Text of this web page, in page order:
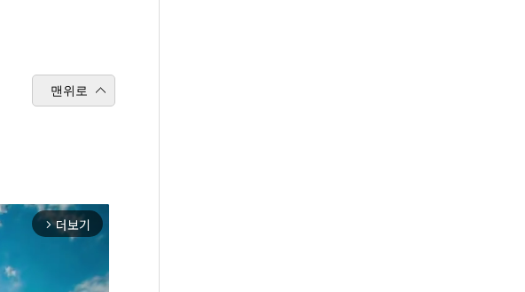
맨위로
arrow_forward_ios 더보기